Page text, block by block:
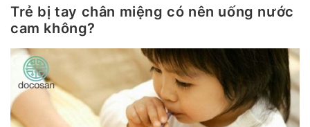
Trẻ bị tay chân miệng có nên uống nước
cam không?